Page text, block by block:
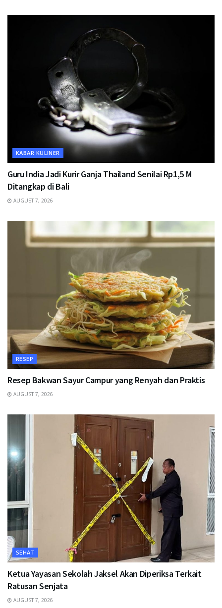
KABAR KULINER
Guru India Jadi Kurir Ganja Thailand Senilai Rp1,5 M
Ditangkap di Bali
AUGUST 7, 2026
RESEP
Resep Bakwan Sayur Campur yang Renyah dan Praktis
AUGUST 7, 2026
SEHAT
Ketua Yayasan Sekolah Jaksel Akan Diperiksa Terkait
Ratusan Senjata
AUGUST 7, 2026